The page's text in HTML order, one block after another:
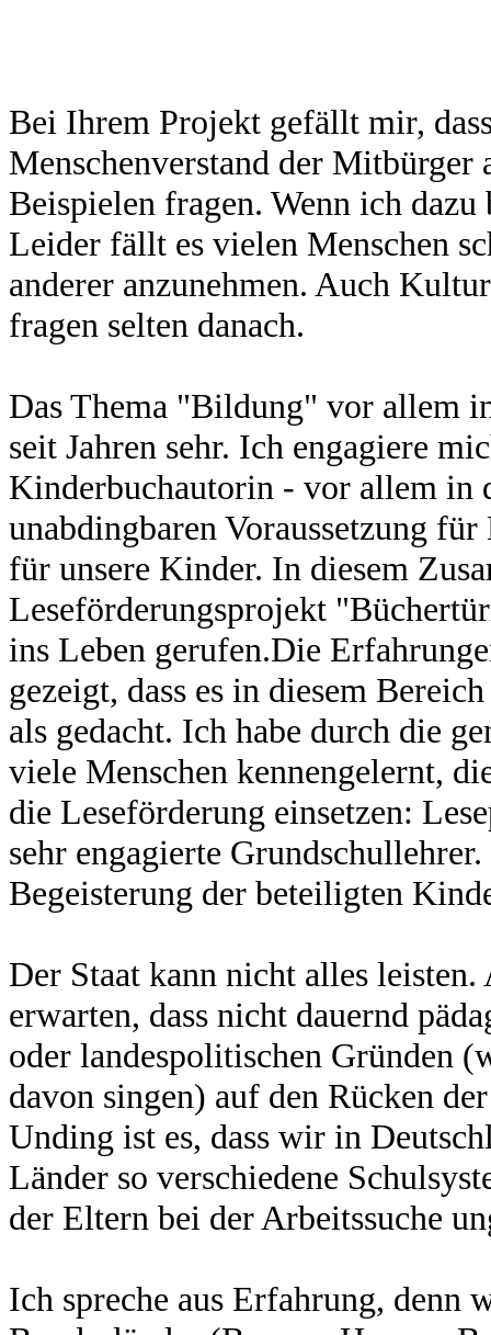
Bei Ihrem Projekt gefällt mir,
Menschenverstand der Mitbürger
Beispielen fragen. Wenn ich
Leider fällt es vielen Menschen
anderer anzunehmen. Auch
fragen selten danach.
Das Thema "Bildung" vor allem
seit Jahren sehr. Ich engagiere
Kinderbuchautorin - vor allem in
unabdingbaren Voraussetzung
für unsere Kinder. In diesem
Leseförderungsprojekt
ins Leben gerufen.Die
gezeigt, dass es in diesem
als gedacht. Ich habe durch die
viele Menschen kennengelernt,
die Leseförderung einsetzen:
sehr engagierte
Begeisterung der beteiligten
Der Staat kann nicht alles
erwarten, dass nicht dauernd
oder landespolitischen Gründen
davon singen) auf den Rücken
Unding ist es, dass wir in
Länder so verschiedene
der Eltern bei der Arbeitssuche
Ich spreche aus Erfahrung, denn